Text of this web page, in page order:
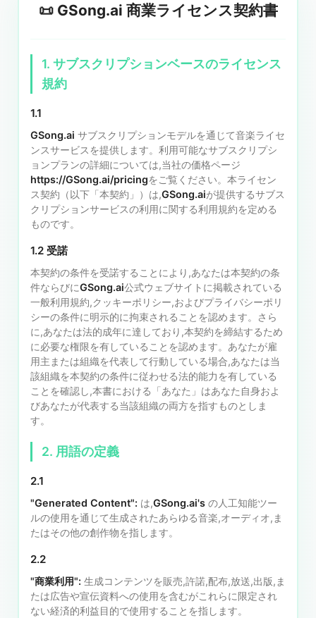
📜 GSong.ai 商業ライセンス契約書
1. サブスクリプションベースのライセンス
規約
1.1
GSong.ai サブスクリプションモデルを通じて音楽ライセ
ンスサービスを提供します。利用可能なサブスクリプシ
ョンプランの詳細については,当社の価格ページ
https://GSong.ai/pricingをご覧ください。本ライセン
ス契約（以下「本契約」）は,GSong.aiが提供するサブス
クリプションサービスの利用に関する利用規約を定める
ものです。
1.2 受諾
本契約の条件を受諾することにより,あなたは本契約の条
件ならびにGSong.ai公式ウェブサイトに掲載されている
一般利用規約,クッキーポリシー,およびプライバシーポリ
シーの条件に明示的に拘束されることを認めます。さら
に,あなたは法的成年に達しており,本契約を締結するため
に必要な権限を有していることを認めます。あなたが雇
用主または組織を代表して行動している場合,あなたは当
該組織を本契約の条件に従わせる法的能力を有している
ことを確認し,本書における「あなた」はあなた自身およ
びあなたが代表する当該組織の両方を指すものとしま
す。
2. 用語の定義
2.1
"Generated Content": は,GSong.ai's の人工知能ツー
ルの使用を通じて生成されたあらゆる音楽,オーディオ,ま
たはその他の創作物を指します。
2.2
"商業利用": 生成コンテンツを販売,許諾,配布,放送,出版,ま
たは広告や宣伝資料への使用を含むがこれらに限定され
ない経済的利益目的で使用することを指します。